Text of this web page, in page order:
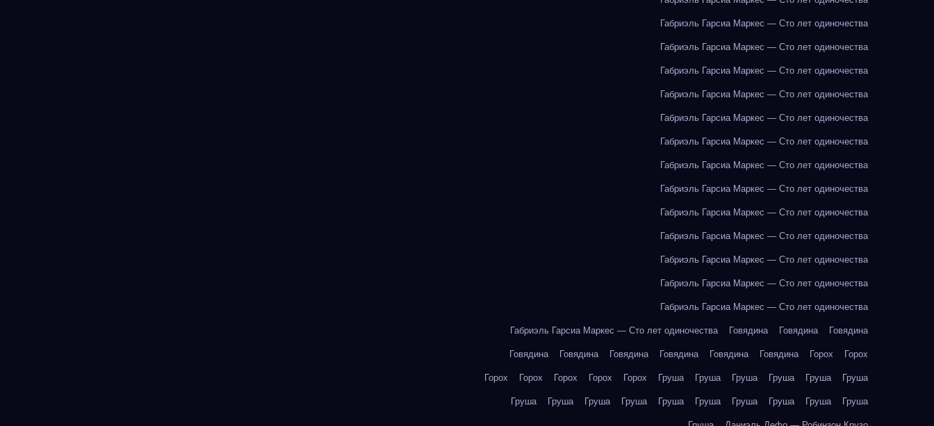
Габриэль Гарсиа Маркес — Сто лет одиночества
Габриэль Гарсиа Маркес — Сто лет одиночества
Габриэль Гарсиа Маркес — Сто лет одиночества
Габриэль Гарсиа Маркес — Сто лет одиночества
Габриэль Гарсиа Маркес — Сто лет одиночества
Габриэль Гарсиа Маркес — Сто лет одиночества
Габриэль Гарсиа Маркес — Сто лет одиночества
Габриэль Гарсиа Маркес — Сто лет одиночества
Габриэль Гарсиа Маркес — Сто лет одиночества
Габриэль Гарсиа Маркес — Сто лет одиночества
Габриэль Гарсиа Маркес — Сто лет одиночества
Габриэль Гарсиа Маркес — Сто лет одиночества
Габриэль Гарсиа Маркес — Сто лет одиночества
Габриэль Гарсиа Маркес — Сто лет одиночества Говядина Говядина Говядина
Говядина Говядина Говядина Говядина Говядина Говядина Горох Горох
Горох Горох Горох Горох Горох Груша Груша Груша Груша Груша Груша
Груша Груша Груша Груша Груша Груша Груша Груша Груша Груша